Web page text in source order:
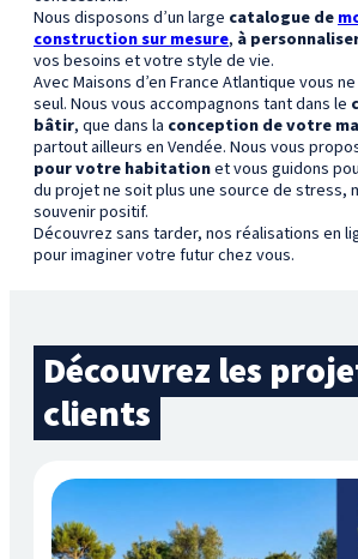
Nous disposons d’un large catalogue de
construction sur mesure, à
vos besoins et votre style de vie.
Avec Maisons d’en France Atlantique vous
seul. Nous vous accompagnons tant dans le
bâtir, que dans la conception de votre
partout ailleurs en Vendée. Nous vous
pour votre habitationet vous guidons
du projet ne soit plus une source de stress,
souvenir positif.
Découvrez sans tarder, nos réalisations en
pour imaginer votre futur chez vous.
Découvrez les
clients